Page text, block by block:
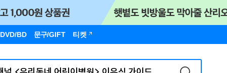
DVD/BD 문구/GIFT 티켓